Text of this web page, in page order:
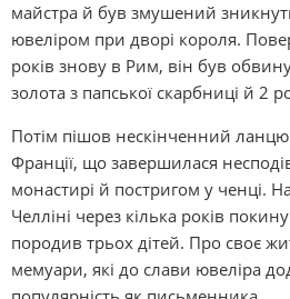
майстра й був змушений
ювеліром при дворі короля.
років знову в Рим, він був
золота з папської скарбниці й 2
Потім пішов нескінченний
Франції, що завершилася
монастирі й постригом у ченці.
Челліні через кілька років
породив трьох дітей. Про своє
мемуари, які до слави ювеліра